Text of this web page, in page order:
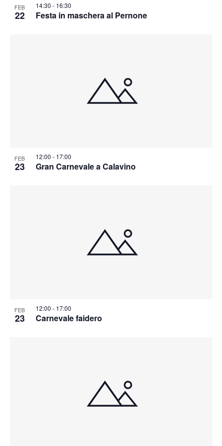
FEB
22 Festa in maschera al Pernone
14:30 - 16:30
FEB
23 Gran Carnevale a Calavino
12:00 - 17:00
FEB
23 Carnevale faidero
12:00 - 17:00